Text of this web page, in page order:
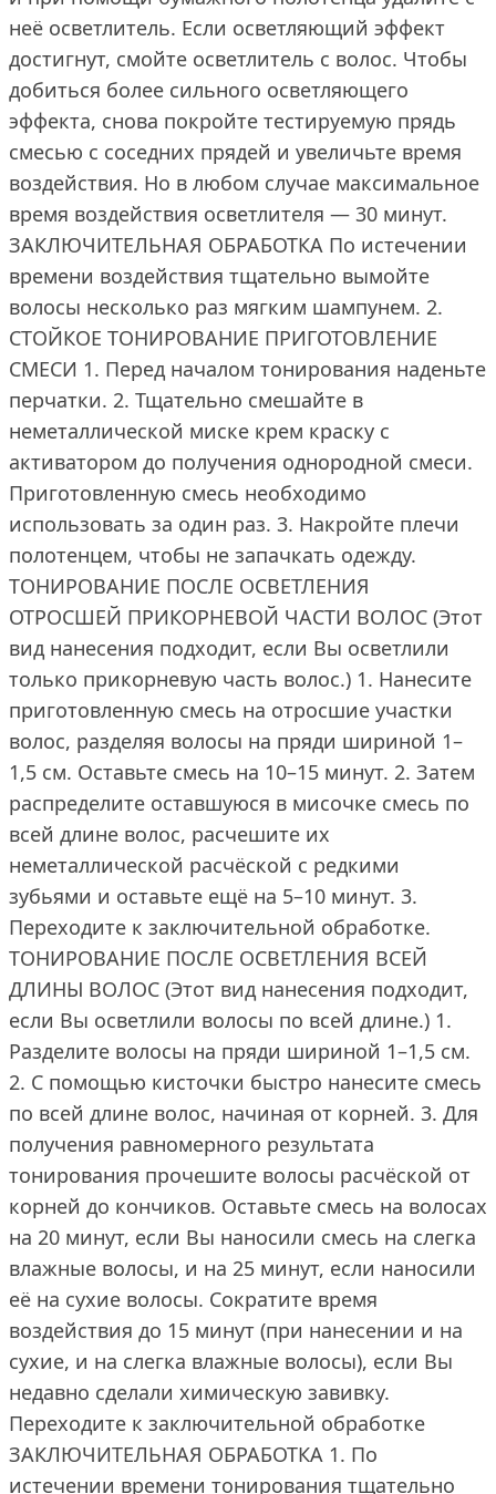
неё осветлитель. Если осветляющий эффект
достигнут, смойте осветлитель с волос. Чтобы
добиться более сильного осветляющего
эффекта, снова покройте тестируемую прядь
смесью с соседних прядей и увеличьте время
воздействия. Но в любом случае максимальное
время воздействия осветлителя — 30 минут.
ЗАКЛЮЧИТЕЛЬНАЯ ОБРАБОТКА По истечении
времени воздействия тщательно вымойте
волосы несколько раз мягким шампунем. 2.
СТОЙКОЕ ТОНИРОВАНИЕ ПРИГОТОВЛЕНИЕ
СМЕСИ 1. Перед началом тонирования наденьте
перчатки. 2. Тщательно смешайте в
неметаллической миске крем краску с
активатором до получения однородной смеси.
Приготовленную смесь необходимо
использовать за один раз. 3. Накройте плечи
полотенцем, чтобы не запачкать одежду.
ТОНИРОВАНИЕ ПОСЛЕ ОСВЕТЛЕНИЯ
ОТРОСШЕЙ ПРИКОРНЕВОЙ ЧАСТИ ВОЛОС (Этот
вид нанесения подходит, если Вы осветлили
только прикорневую часть волос.) 1. Нанесите
приготовленную смесь на отросшие участки
волос, разделяя волосы на пряди шириной 1–
1,5 см. Оставьте смесь на 10–15 минут. 2. Затем
распределите оставшуюся в мисочке смесь по
всей длине волос, расчешите их
неметаллической расчёской с редкими
зубьями и оставьте ещё на 5–10 минут. 3.
Переходите к заключительной обработке.
ТОНИРОВАНИЕ ПОСЛЕ ОСВЕТЛЕНИЯ ВСЕЙ
ДЛИНЫ ВОЛОС (Этот вид нанесения подходит,
если Вы осветлили волосы по всей длине.) 1.
Разделите волосы на пряди шириной 1–1,5 см.
2. С помощью кисточки быстро нанесите смесь
по всей длине волос, начиная от корней. 3. Для
получения равномерного результата
тонирования прочешите волосы расчёской от
корней до кончиков. Оставьте смесь на волосах
на 20 минут, если Вы наносили смесь на слегка
влажные волосы, и на 25 минут, если наносили
её на сухие волосы. Сократите время
воздействия до 15 минут (при нанесении и на
сухие, и на слегка влажные волосы), если Вы
недавно сделали химическую завивку.
Переходите к заключительной обработке
ЗАКЛЮЧИТЕЛЬНАЯ ОБРАБОТКА 1. По
истечении времени тонирования тщательно